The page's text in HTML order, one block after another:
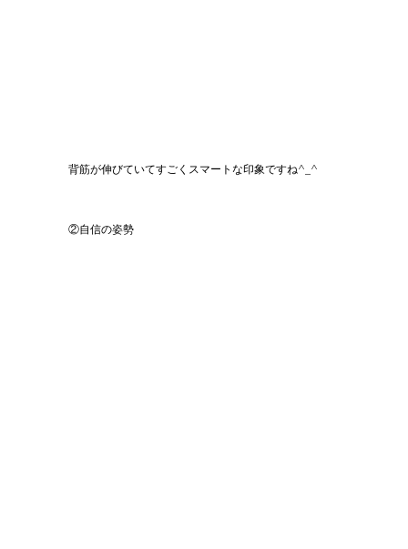
背筋が伸びていてすごくスマートな印象ですね^_^
②自信の姿勢